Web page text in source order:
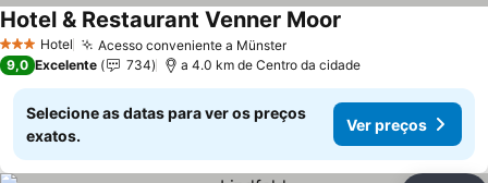
3 EstrelasHotel Acesso conveniente a Münster
Hotel & Restaurant Venner Moor
9,0 Excelente 734 a 4.0 km de Centro da cidade
Selecione as datas para ver os preços
exatos.
Ver preços